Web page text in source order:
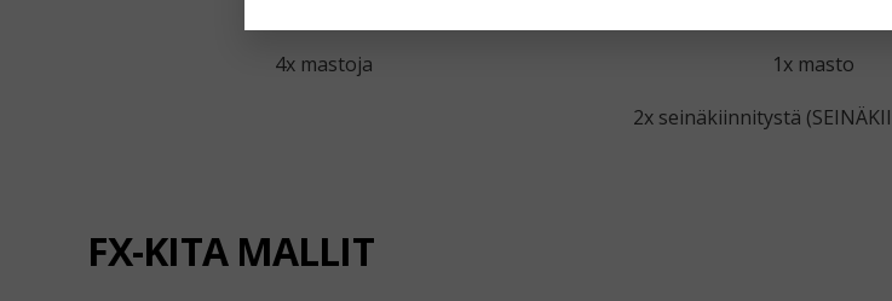
4x mastoja
1x masto
2x seinäkiinnitystä
FX-KITA MALLIT